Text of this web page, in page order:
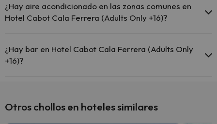
las zonas comunes.
¿Hay aire acondicionado en las zonas comunes en
Hotel Cabot Cala Ferrera (Adults Only +16)?
acondicionado en las zonas comunes.
¿Hay bar en Hotel Cabot Cala Ferrera (Adults Only
+16)?
Otros chollos en hoteles similares